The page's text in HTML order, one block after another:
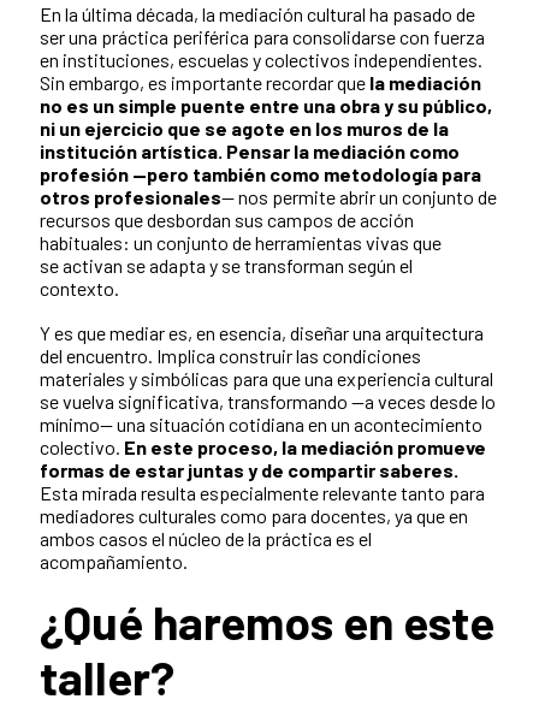
En la última década, la mediación cultural ha pasado de
ser una práctica periférica para consolidarse con fuerza
en instituciones, escuelas y colectivos independientes.
Sin embargo, es importante recordar que la mediación
no es un simple puente entre una obra y su público,
ni un ejercicio que se agote en los muros de la
institución artística. Pensar la mediación como
profesión —pero también como metodología para
otros profesionales— nos permite abrir un conjunto de
recursos que desbordan sus campos de acción
habituales: un conjunto de herramientas vivas que
se activan se adapta y se transforman según el
contexto.
Y es que mediar es, en esencia, diseñar una arquitectura
del encuentro. Implica construir las condiciones
materiales y simbólicas para que una experiencia cultural
se vuelva significativa, transformando —a veces desde lo
mínimo— una situación cotidiana en un acontecimiento
colectivo. En este proceso, la mediación promueve
formas de estar juntas y de compartir saberes.
Esta mirada resulta especialmente relevante tanto para
mediadores culturales como para docentes, ya que en
ambos casos el núcleo de la práctica es el
acompañamiento.
¿Qué haremos en este
taller?